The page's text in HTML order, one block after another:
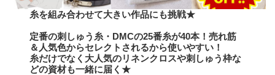
糸を組み合わせて大きい作品にも挑戦★
定番の刺しゅう糸・DMCの25番糸が40本！売れ筋
＆人気色からセレクトされるから使いやすい！
糸だけでなく大人気のリネンクロスや刺しゅう枠な
どの資材も一緒に届く★